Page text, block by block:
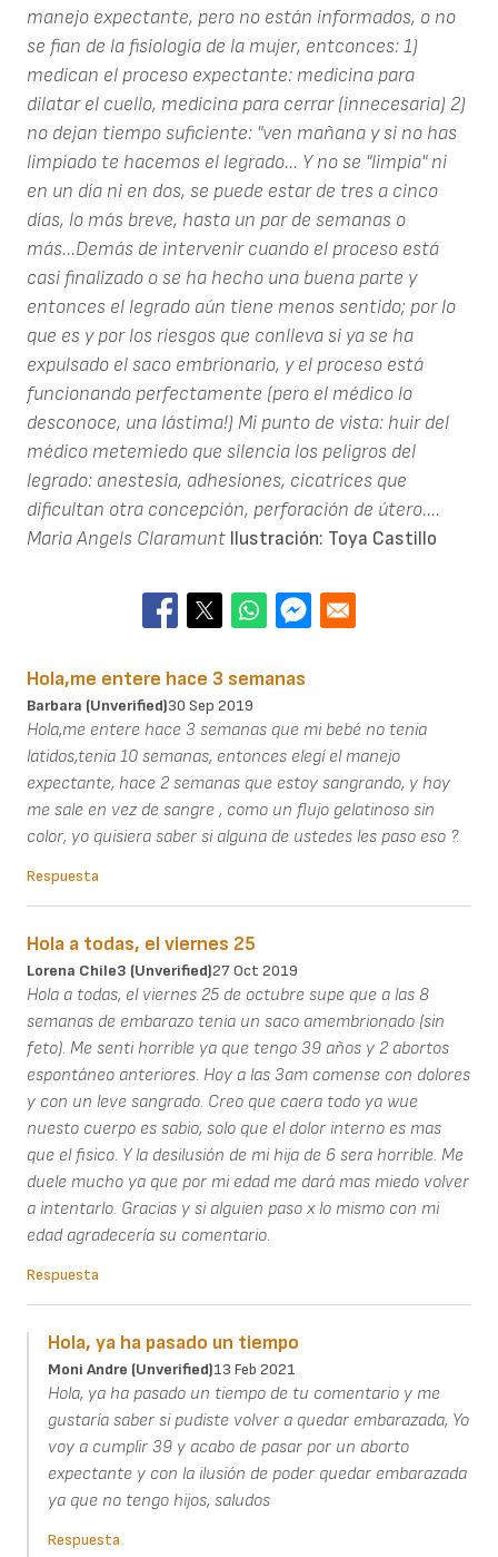
manejo expectante, pero no están informados, o no
se fian de la fisiologia de la mujer, entconces: 1)
medican el proceso expectante: medicina para
dilatar el cuello, medicina para cerrar (innecesaria) 2)
no dejan tiempo suficiente: "ven mañana y si no has
limpiado te hacemos el legrado... Y no se "limpia" ni
en un día ni en dos, se puede estar de tres a cinco
días, lo más breve, hasta un par de semanas o
más...Demás de intervenir cuando el proceso está
casi finalizado o se ha hecho una buena parte y
entonces el legrado aún tiene menos sentido; por lo
que es y por los riesgos que conlleva si ya se ha
expulsado el saco embrionario, y el proceso está
funcionando perfectamente (pero el médico lo
desconoce, una lástima!) Mi punto de vista: huir del
médico metemiedo que silencia los peligros del
legrado: anestesia, adhesiones, cicatrices que
dificultan otra concepción, perforación de útero....
Maria Angels Claramunt Ilustración: Toya Castillo
Hola,me entere hace 3 semanas
Barbara (unverified)30 Sep 2019
Hola,me entere hace 3 semanas que mi bebé no tenia
latidos,tenia 10 semanas, entonces elegí el manejo
expectante, hace 2 semanas que estoy sangrando, y hoy
me sale en vez de sangre , como un flujo gelatinoso sin
color, yo quisiera saber si alguna de ustedes les paso eso ?.
Respuesta
Hola a todas, el viernes 25
Lorena Chile3 (unverified)27 Oct 2019
Hola a todas, el viernes 25 de octubre supe que a las 8
semanas de embarazo tenia un saco amembrionado (sin
feto). Me senti horrible ya que tengo 39 años y 2 abortos
espontáneo anteriores. Hoy a las 3am comense con dolores
y con un leve sangrado. Creo que caera todo ya wue
nuesto cuerpo es sabio, solo que el dolor interno es mas
que el fisico. Y la desilusión de mi hija de 6 sera horrible. Me
duele mucho ya que por mi edad me dará mas miedo volver
a intentarlo. Gracias y si alguien paso x lo mismo con mi
edad agradecería su comentario.
Respuesta
Hola, ya ha pasado un tiempo
Moni Andre (unverified)13 Feb 2021
Hola, ya ha pasado un tiempo de tu comentario y me
gustaría saber si pudiste volver a quedar embarazada, Yo
voy a cumplir 39 y acabo de pasar por un aborto
expectante y con la ilusión de poder quedar embarazada
ya que no tengo hijos, saludos
Respuesta